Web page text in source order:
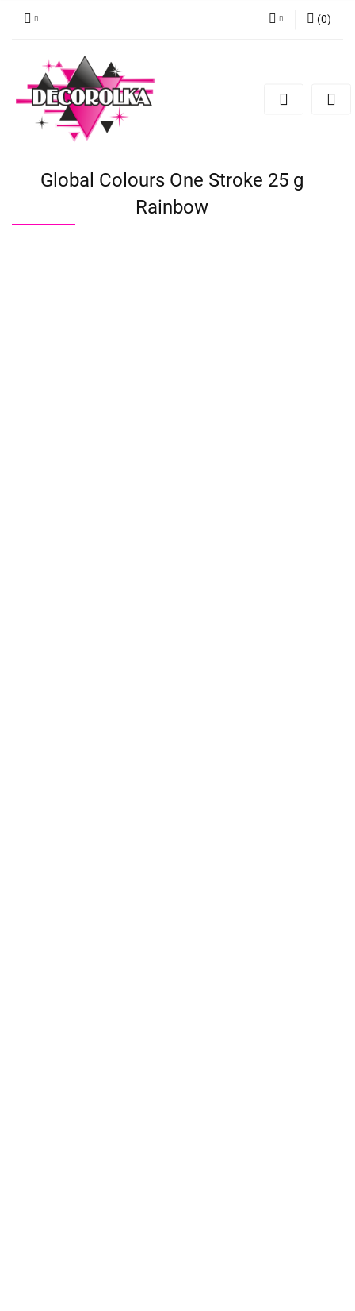
Dodaj zgłoszenie
(0)
Global Colours One Stroke 25 g
Rainbow